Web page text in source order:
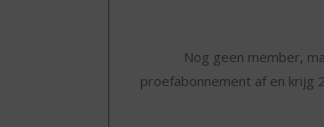
Nog geen member,
proefabonnement af en krijg